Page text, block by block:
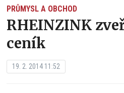
PRŮMYSL A OBCHOD
RHEINZINK
ceník
19. 2. 2014 11:52